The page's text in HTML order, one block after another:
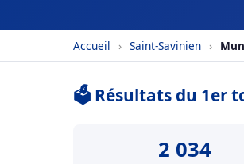
Accueil › Saint-Savinien ›
🗳️ Résultats du 1er
2 034